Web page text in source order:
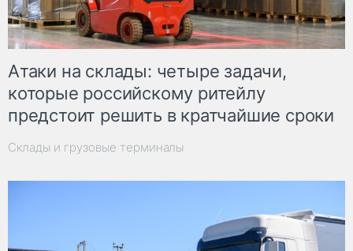
Атаки на склады: четыре задачи,
которые российскому ритейлу
предстоит решить в кратчайшие сроки
Склады и грузовые терминалы